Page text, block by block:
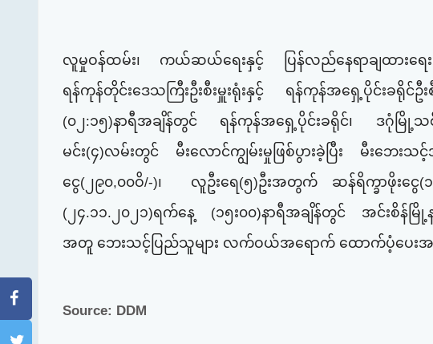
လူမှုဝန်ထမ်း၊ ကယ်ဆယ်ရေးနှင့် ပြန်လည်နေရာချထားရေးဝ
ရန်ကုန်တိုင်းဒေသကြီးဦးစီးမှူးရုံးနှင့် ရန်ကုန်အရှေ့ပိုင်းခရိုင်ဦ
(၀၂:၁၅)နာရီအချိန်တွင် ရန်ကုန်‌အ‌ရှေ့ပိုင်းခရိုင်၊ ဒဂုံမ
မင်း(၄)လမ်းတွင်
မီးလောင်ကျွမ်းမှုဖြစ်ပွားခဲ့ပြီး မီးဘ
ငွေ(၂၉၀,၀၀ဝိ/-)၊
လူဦးရေ(၅)ဦးအတွက် ဆန်ရိက္ခာဖိုးငွေ(၁
(၂၄.၁၁.၂၀၂၁)ရက်နေ့ (၁၅း၀၀)နာရီအချိန်တွင်‌ အင်းစိန်မ
အတူ ဘေးသင့်ပြည်သူများ လက်ဝယ်အရောက် ထောက်ပံ့‌ပေး
Source: DDM